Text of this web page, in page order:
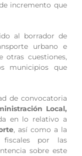
incremento que
al borrador de
urbano e
otras cuestiones,
municipios que
de convocatoria
Local,
en lo relativo a
, así como a la
fiscales por las
sobre este